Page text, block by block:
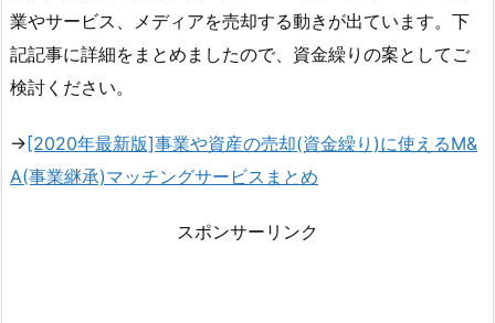
業やサービス、メディアを売却する動きが出ています。下
記記事に詳細をまとめましたので、資金繰りの案としてご
検討ください。
→[2020年最新版]事業や資産の売却(資金繰り)に使えるM&
A(事業継承)マッチングサービスまとめ
スポンサーリンク